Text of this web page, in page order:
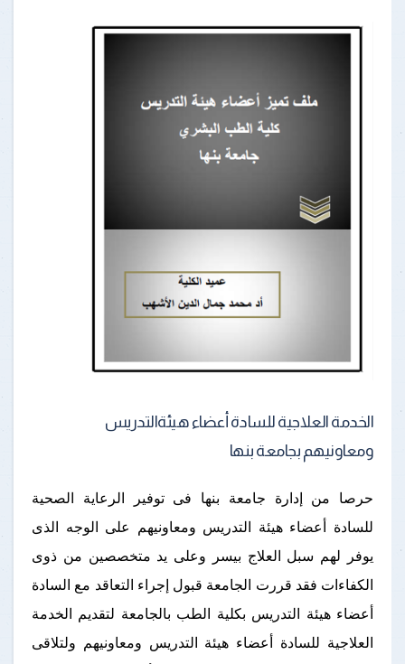
الخدمة العلاجية للسادة أعضاء هيئةالتدريس
ومعاونيهم بجامعة بنها
حرصا من إدارة جامعة بنها فى توفير الرعاية الصحية
للسادة أعضاء هيئة التدريس ومعاونيهم على الوجه الذى
يوفر لهم سبل العلاج بيسر وعلى يد متخصصين من ذوى
الكفاءات فقد قررت الجامعة قبول إجراء التعاقد مع السادة
أعضاء هيئة التدريس بكلية الطب بالجامعة لتقديم الخدمة
العلاجية للسادة أعضاء هيئة التدريس ومعاونيهم ولتلاقى